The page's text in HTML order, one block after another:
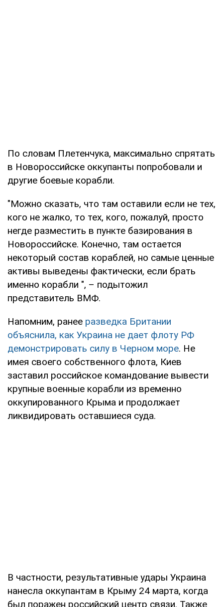
По словам Плетенчука, максимально спрятать
в Новороссийске оккупанты попробовали и
другие боевые корабли.
"Можно сказать, что там оставили если не тех,
кого не жалко, то тех, кого, пожалуй, просто
негде разместить в пункте базирования в
Новороссийске. Конечно, там остается
некоторый состав кораблей, но самые ценные
активы выведены фактически, если брать
именно корабли ", – подытожил
представитель ВМФ.
Напомним, ранее разведка Британии
объяснила, как Украина не дает флоту РФ
демонстрировать силу в Черном море. Не
имея своего собственного флота, Киев
заставил российское командование вывести
крупные военные корабли из временно
оккупированного Крыма и продолжает
ликвидировать оставшиеся суда.
В частности, результативные удары Украина
нанесла оккупантам в Крыму 24 марта, когда
был поражен российский центр связи. Также